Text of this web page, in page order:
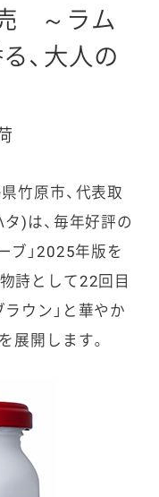
～ラム
、大人の
竹原市、代表取
)は、毎年好評の
ブ」2025年版を
詩として22回目
ウン」と華やか
展開します。